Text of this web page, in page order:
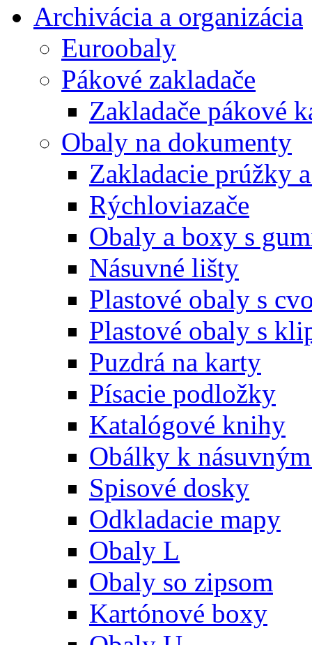
Archivácia a organizácia
Euroobaly
Pákové zakladače
Zakladače pákové
Obaly na dokumenty
Zakladacie prúžky
Rýchloviazače
Obaly a boxy s
Násuvné lišty
Plastové obaly s
Plastové obaly s
Puzdrá na karty
Písacie podložky
Katalógové knihy
Obálky k
Spisové dosky
Odkladacie mapy
Obaly L
Obaly so zipsom
Kartónové boxy